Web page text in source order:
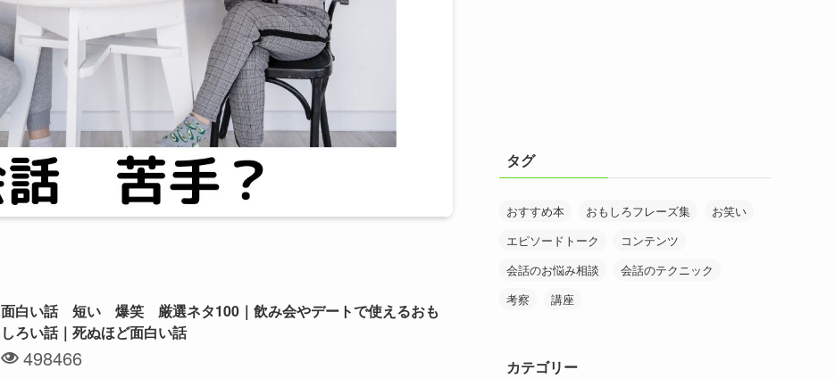
面白い話 短い 爆笑 厳選ネタ100｜飲み会やデートで使えるおも
しろい話｜死ぬほど面白い話
498466
タグ
おすすめ本 おもしろフレーズ集
お笑い
エピソードトーク
コンテンツ
会話のお悩み相談
会話のテクニック
考察
講座
カテゴリー